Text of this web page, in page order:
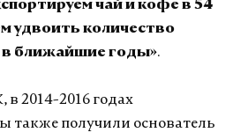
чай и кофе в 54
удвоить количество
в ближайшие годы».
2014-2016 годах
также получили основатель